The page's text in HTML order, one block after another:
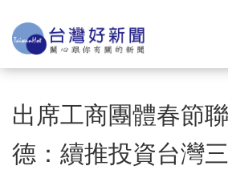
出席工商團體春節
德：續推投資台灣三